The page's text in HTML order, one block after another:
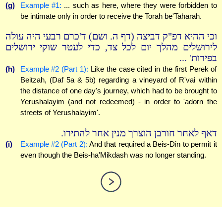
(g) Example #1: ... such as here, where they were forbidden to
be intimate only in order to receive the Torah be'Taharah.
וכי ההיא דפ"ק דביצה (דף ה. ושם) ד'כרם רבעי היה עולה
לירושלים מהלך יום לכל צד, כדי לעטר שוקי ירושלים
בפירות' ...
(h) Example #2 (Part 1): Like the case cited in the first Perek of
Beitzah, (Daf 5a & 5b) regarding a vineyard of R'vai within
the distance of one day's journey, which had to be brought to
Yerushalayim (and not redeemed) - in order to 'adorn the
streets of Yerushalayim'.
דאף לאחר חורבן הוצרך מנין אחר להתירו.
(i) Example #2 (Part 2): And that required a Beis-Din to permit it
even though the Beis-ha'Mikdash was no longer standing.